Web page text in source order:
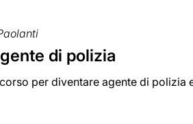
di polizia
per diventare agente di polizia